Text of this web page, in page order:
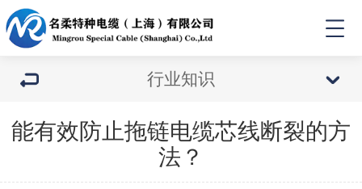
行业知识
能有效防止拖链电缆芯线断裂的方
法？